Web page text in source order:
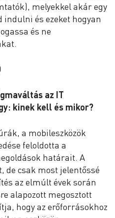
melyekkel akár egy
indulni és ezeket hogyan
és ne
az IT
kinek kell és mikor?
a mobileszközök
feloldotta a
határait. A
de csak most jelentőssé
az elmúlt évek során
alapozott megosztott
hogy az erőforrásokhoz